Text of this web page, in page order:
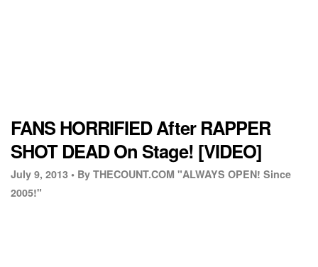
FANS HORRIFIED After RAPPER
SHOT DEAD On Stage! [VIDEO]
July 9, 2013 • By THECOUNT.COM "ALWAYS OPEN! Since
2005!"